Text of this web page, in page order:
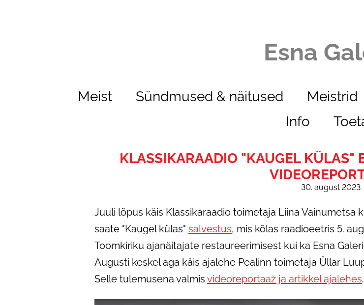
Esna
Meist Sündmused & näitused Meistrid
Info
KLASSIKARAADIO "KAUGEL KÜLAS"
30. august 2023
Juuli lõpus käis Klassikaraadio toimetaja Liina Vainumetsa
saate "Kaugel külas" salvestus, mis kõlas raadioeetris 5.
Toomkiriku ajanäitajate restaureerimisest kui ka Esna
Augusti keskel aga käis ajalehe Pealinn toimetaja Üllar
Selle tulemusena valmis videoreportaaž ja artikkel ajalehes.